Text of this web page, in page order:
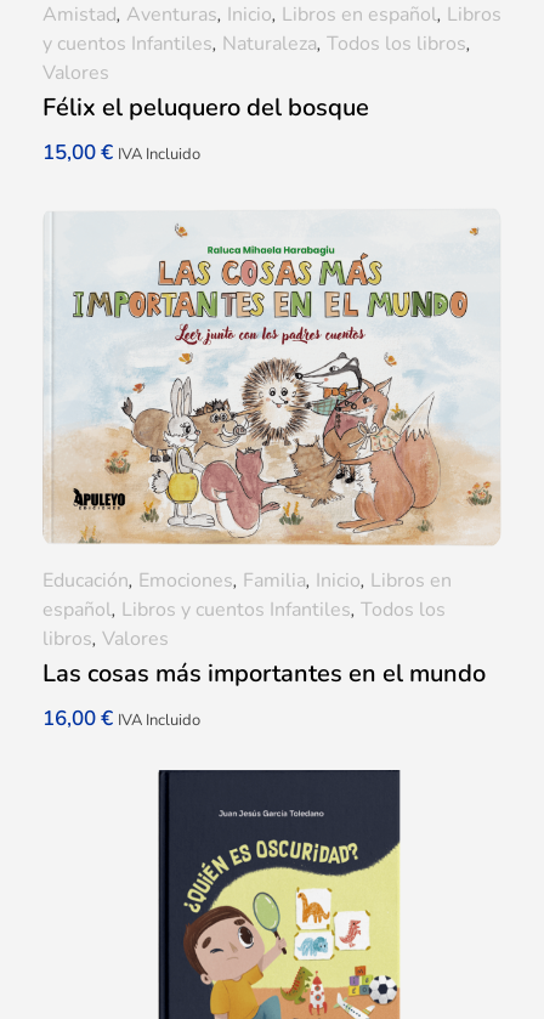
Félix el peluquero del bosque
15,00€ IVA Incluido
Amistad, Aventuras, Inicio, Libros en español, Libros
y cuentos Infantiles, Naturaleza, Todos los libros,
Valores
Las cosas más importantes en el mundo
16,00€ IVA Incluido
Educación, Emociones, Familia, Inicio, Libros en
español, Libros y cuentos Infantiles, Todos los
libros, Valores